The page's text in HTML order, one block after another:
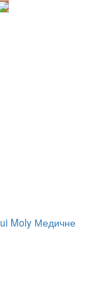
Moly Медичне